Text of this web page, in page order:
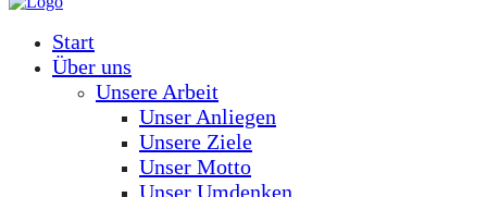
Start
Über uns
Unsere Arbeit
Unser Anliegen
Unsere Ziele
Unser Motto
Unser Umdenken